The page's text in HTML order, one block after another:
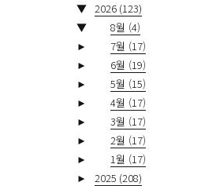
▼ 2026 (123)
▼
8월 (4)
►
7월 (17)
►
6월 (19)
►
5월 (15)
►
4월 (17)
►
3월 (17)
►
2월 (17)
►
1월 (17)
►
2025 (208)